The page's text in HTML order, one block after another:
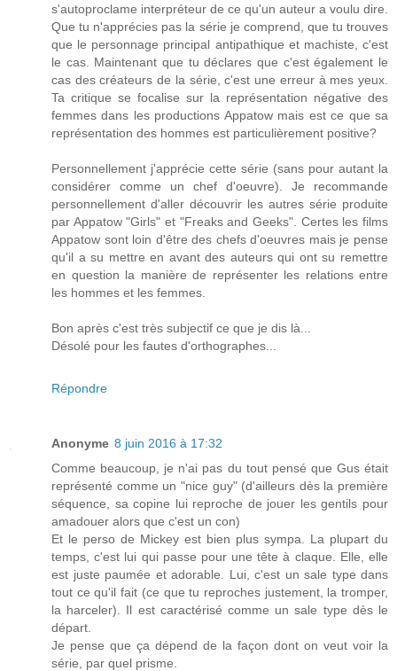
s'autoproclame interpréteur de ce qu'un auteur a voulu dire.
Que tu n'apprécies pas la série je comprend, que tu trouves
que le personnage principal antipathique et machiste, c'est
le cas. Maintenant que tu déclares que c'est également le
cas des créateurs de la série, c'est une erreur à mes yeux.
Ta critique se focalise sur la représentation négative des
femmes dans les productions Appatow mais est ce que sa
représentation des hommes est particulièrement positive?
Personnellement j'apprécie cette série (sans pour autant la
considérer comme un chef d'oeuvre). Je recommande
personnellement d'aller découvrir les autres série produite
par Appatow "Girls" et "Freaks and Geeks". Certes les films
Appatow sont loin d'être des chefs d'oeuvres mais je pense
qu'il a su mettre en avant des auteurs qui ont su remettre
en question la manière de représenter les relations entre
les hommes et les femmes.
Bon après c'est très subjectif ce que je dis là...
Désolé pour les fautes d'orthographes...
Répondre
Anonyme 8 juin 2016 à 17:32
Comme beaucoup, je n'ai pas du tout pensé que Gus était
représenté comme un "nice guy" (d'ailleurs dès la première
séquence, sa copine lui reproche de jouer les gentils pour
amadouer alors que c'est un con)
Et le perso de Mickey est bien plus sympa. La plupart du
temps, c'est lui qui passe pour une tête à claque. Elle, elle
est juste paumée et adorable. Lui, c'est un sale type dans
tout ce qu'il fait (ce que tu reproches justement, la tromper,
la harceler). Il est caractérisé comme un sale type dès le
départ.
Je pense que ça dépend de la façon dont on veut voir la
série, par quel prisme.